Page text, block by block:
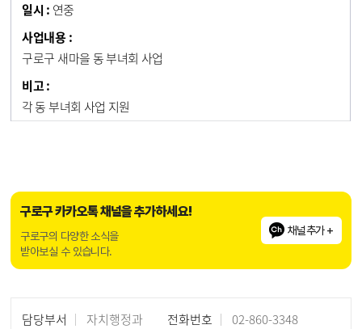
연중
구로구 새마을 동 부녀회 사업
각 동 부녀회 사업 지원
구로구 카카오톡 채널을 추가하세요!
구로구의 다양한 소식을
받아보실 수 있습니다.
채널추가 +
담당부서 자치행정과 전화번호
02-860-3348